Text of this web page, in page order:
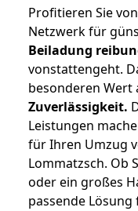
Profitieren Sie
Netzwerk für
Beiladung
vonstattengeht.
besonderen Wert
Zuverlässigkeit.
Leistungen
für Ihren Umzug
Lommatzsch. Ob
oder ein großes
passende Lösung